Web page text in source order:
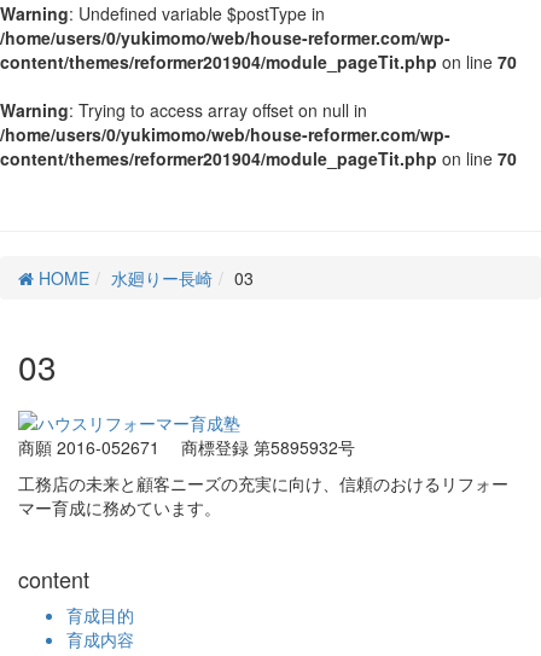
Warning: Undefined variable $postType in
/home/users/0/yukimomo/web/house-reformer.com/wp-
content/themes/reformer201904/module_pageTit.php on line 70
Warning: Trying to access array offset on null in
/home/users/0/yukimomo/web/house-reformer.com/wp-
content/themes/reformer201904/module_pageTit.php on line 70
HOME 水廻りー長崎 03
03
商願 2016-052671
商標登録 第5895932号
工務店の未来と顧客ニーズの充実に向け、信頼のおけるリフォー
マー育成に務めています。
content
育成目的
育成内容